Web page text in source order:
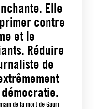
Elle
contre
et le
Réduire
de
de la mort de Gauri